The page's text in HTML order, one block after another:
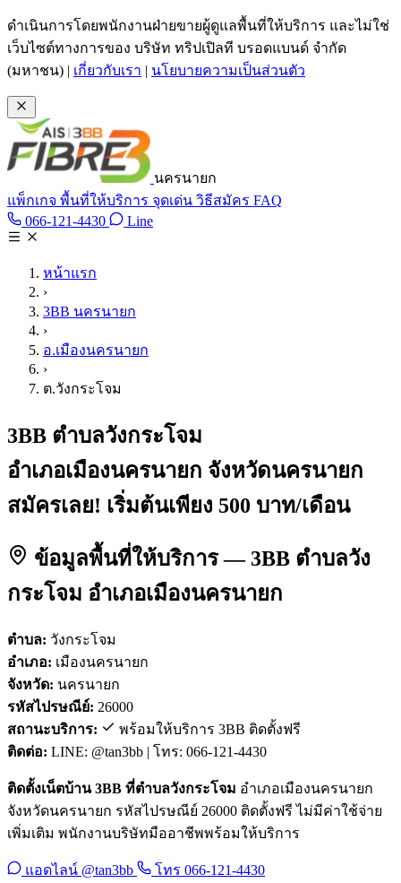
ข้ามไปเนื้อหาหลัก
ดำเนินการโดยพนักงานฝ่ายขายผู้ดูแลพื้นที่ให้บริการ และไม่ใช่
เว็บไซต์ทางการของ บริษัท ทริปเปิลที บรอดแบนด์ จำกัด
(มหาชน) | เกี่ยวกับเรา | นโยบายความเป็นส่วนตัว
นครนายก
แพ็กเกจ พื้นที่ให้บริการ จุดเด่น วิธีสมัคร FAQ
066-121-4430 โทร 066-121-4430
LineLine @tan3bb
หน้าแรก
›
3BB นครนายก
›
อ.เมืองนครนายก
›
ต.วังกระโจม
3BB ตำบลวังกระโจม
อำเภอเมืองนครนายก จังหวัดนครนายก
สมัครเลย! เริ่มต้นเพียง 500 บาท/เดือน
ข้อมูลพื้นที่ให้บริการ — 3BB ตำบลวัง
กระโจม อำเภอเมืองนครนายก
ตำบล: วังกระโจม
อำเภอ: เมืองนครนายก
จังหวัด: นครนายก
รหัสไปรษณีย์: 26000
สถานะบริการ:
พร้อมให้บริการ 3BB ติดตั้งฟรี
ติดต่อ: LINE: @tan3bb | โทร: 066-121-4430
ติดตั้งเน็ตบ้าน 3BB ที่ตำบลวังกระโจม อำเภอเมืองนครนายก
จังหวัดนครนายก รหัสไปรษณีย์ 26000 ติดตั้งฟรี ไม่มีค่าใช้จ่าย
เพิ่มเติม พนักงานบริษัทมืออาชีพพร้อมให้บริการ
แอดไลน์ @tan3bb โทร 066-121-4430